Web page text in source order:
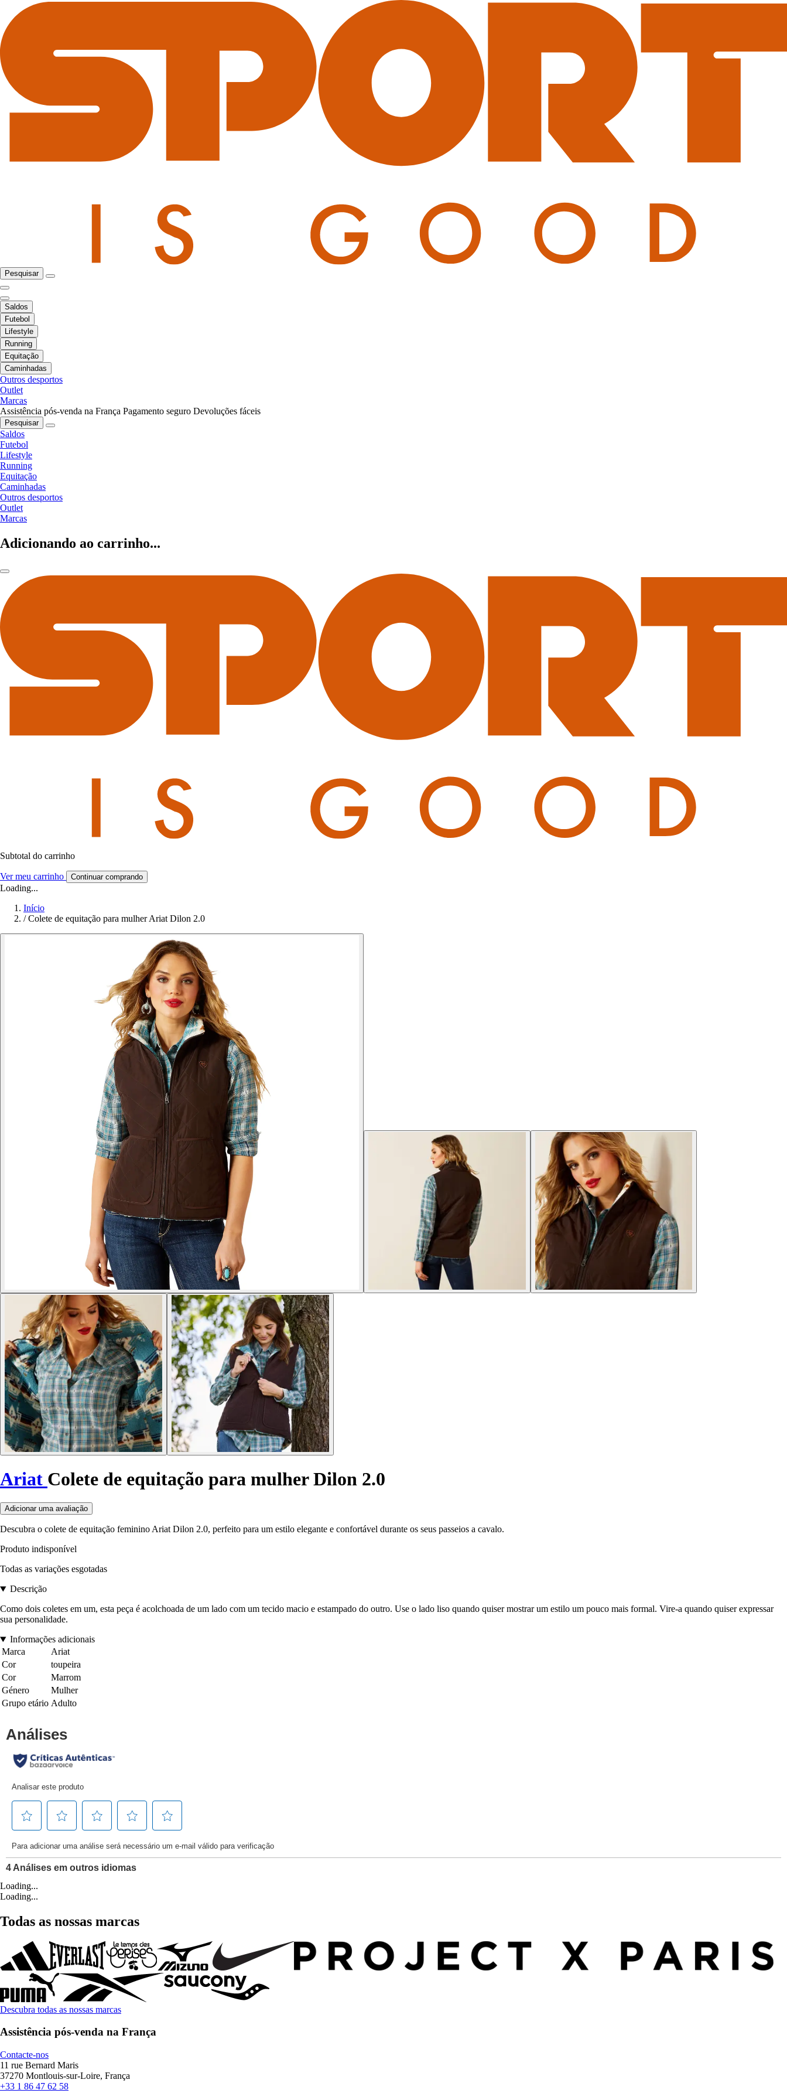
Pesquisar
Saldos
Futebol
Lifestyle
Running
Equitação
Caminhadas
Outros desportos
Outlet
Marcas
Assistência pós-venda na França Pagamento seguro Devoluções fáceis
Pesquisar
Saldos
Futebol
Lifestyle
Running
Equitação
Caminhadas
Outros desportos
Outlet
Marcas
Adicionando ao carrinho...
Subtotal do carrinho
Ver meu carrinho Continuar comprando
Loading...
Início
/ Colete de equitação para mulher Ariat Dilon 2.0
Ariat Colete de equitação para mulher Dilon 2.0
Adicionar uma avaliação
Descubra o colete de equitação feminino Ariat Dilon 2.0, perfeito para um estilo elegante e confortável durante os seus passeios a cavalo.
Produto indisponível
Todas as variações esgotadas
Descrição
Como dois coletes em um, esta peça é acolchoada de um lado com um tecido macio e estampado do outro. Use o lado liso quando quiser mostrar um estilo um pouco mais formal. Vire-a quando quiser expressar
sua personalidade.
Informações adicionais
Marca
Ariat
Cor
toupeira
Cor
Marrom
Género
Mulher
Grupo etário Adulto
Loading...
Loading...
Todas as nossas marcas
Descubra todas as nossas marcas
Assistência pós-venda na França
Contacte-nos
11 rue Bernard Maris
37270 Montlouis-sur-Loire, França
+33 1 86 47 62 58